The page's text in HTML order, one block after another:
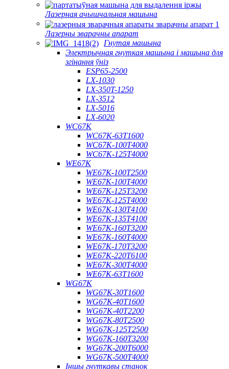
Лазерная ачышчальная машына
Лазерны зварачны апарат
Гнутая машына
Электрычная гнуткая машына і машына для
згінання ўніз
ESP65-2500
LX-1030
LX-350T-1250
LX-3512
LX-5016
LX-6020
WC67K
WC67K-63T1600
WC67K-100T4000
WC67K-125T4000
WE67K
WE67K-100T2500
WE67K-100T4000
WE67K-125T3200
WE67K-125T4000
WE67K-130T4100
WE67K-135T4100
WE67K-160T3200
WE67K-160T4000
WE67K-170T3200
WE67K-220T6100
WE67K-300T4000
WE67K-63T1600
WG67K
WG67K-30T1600
WG67K-40T1600
WG67K-40T2200
WG67K-80T2500
WG67K-125T2500
WG67K-160T3200
WG67K-200T6000
WG67K-500T4000
Іншы гнуткавы станок